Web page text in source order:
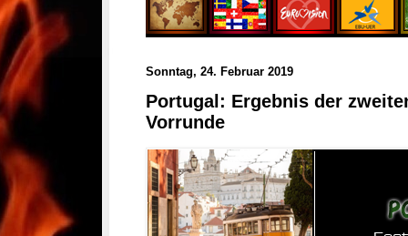
Sonntag, 24. Februar 2019
Portugal: Ergebnis der
Vorrunde